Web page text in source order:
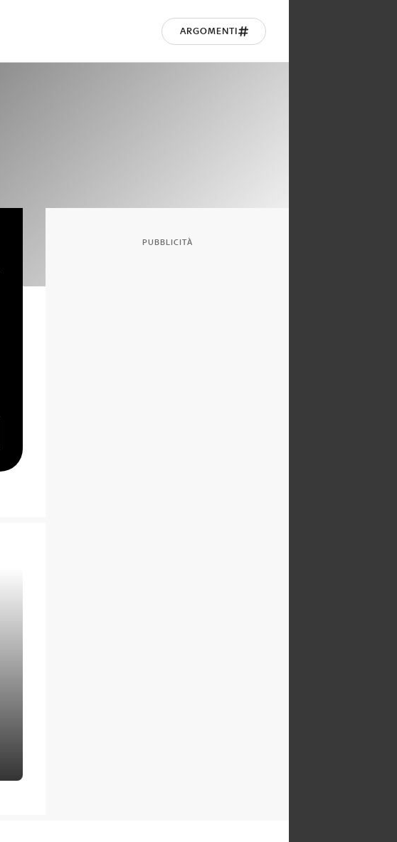
ARGOMENTI
PUBBLICITÀ